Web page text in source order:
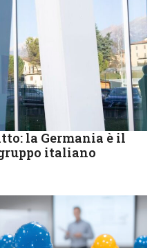
la Germania è il
italiano